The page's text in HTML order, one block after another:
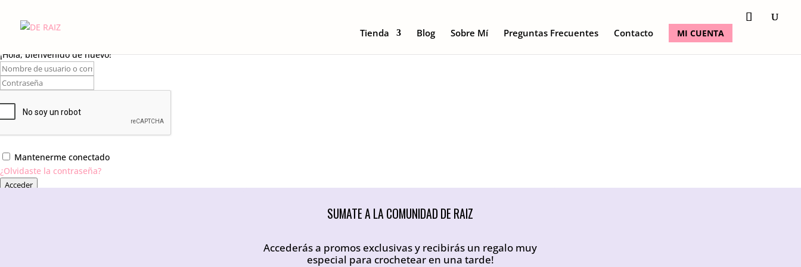
Tienda Blog Sobre Mí Preguntas Frecuentes Contacto
MI CUENTA
¡Hola, bienvenido de nuevo!
Mantenerme conectado
¿Olvidaste la contraseña?
Acceder
SUMATE A LA COMUNIDAD DE RAIZ
Accederás a promos exclusivas y recibirás un regalo muy
especial para crochetear en una tarde!